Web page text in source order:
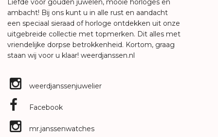
ambacht! Bij ons kunt u in alle rust en aandacht
een speciaal sieraad of horloge ontdekken uit onze
uitgebreide collectie met topmerken. Dit alles met
vriendelijke dorpse betrokkenheid. Kortom, graag
staan wij voor u klaar! weerdjanssen.nl
weerdjanssenjuwelier
Facebook
mr.janssenwatches